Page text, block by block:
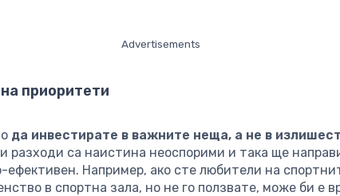
Advertisements
приоритети
да инвестирате в важните неща, а не в
разходи са наистина неоспорими и така ще
Например, ако сте любители на
в спортна зала, но не го ползвате, може би е